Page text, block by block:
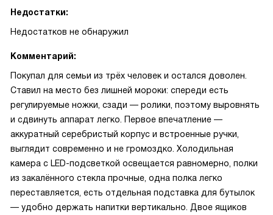
Недостатки:
Недостатков не обнаружил
Комментарий:
Покупал для семьи из трёх человек и остался доволен.
Ставил на место без лишней мороки: спереди есть
регулируемые ножки, сзади — ролики, поэтому выровнять
и сдвинуть аппарат легко. Первое впечатление —
аккуратный серебристый корпус и встроенные ручки,
выглядит современно и не громоздко. Холодильная
камера с LED-подсветкой освещается равномерно, полки
из закалённого стекла прочные, одна полка легко
переставляется, есть отдельная подставка для бутылок
— удобно держать напитки вертикально. Двое ящиков